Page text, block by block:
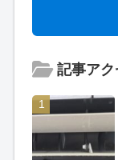
記事ア
1